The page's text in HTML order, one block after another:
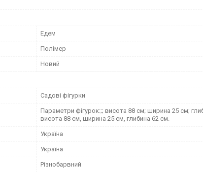
Едем
Полімер
Новий
Садові фігурки
Параметри фігурок:;; висота 88 см; ширина 25 см;
висота 88 см, ширина 25 см, глибина 62 см.
Україна
Україна
Різнобарвний